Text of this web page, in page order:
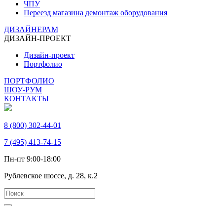
ЧПУ
Переезд магазина демонтаж оборудования
ДИЗАЙНЕРАМ
ДИЗАЙН-ПРОЕКТ
Дизайн-проект
Портфолио
ПОРТФОЛИО
ШОУ-РУМ
КОНТАКТЫ
8 (800) 302-44-01
7 (495) 413-74-15
Пн-пт 9:00-18:00
Рублевское шоссе, д. 28, к.2